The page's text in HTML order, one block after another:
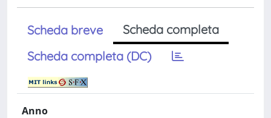
Scheda breve
Scheda completa
Scheda completa (DC)
Anno